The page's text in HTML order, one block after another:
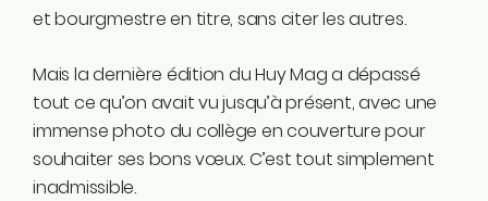
0494/90.59.19
Email
rodrigue.demeuse@ecolo.be
et bourgmestre en titre, sans citer les autres.
Mais la dernière édition du Huy Mag a dépassé
tout ce qu’on avait vu jusqu’à présent, avec une
immense photo du collège en couverture pour
souhaiter ses bons vœux. C’est tout simplement
inadmissible.